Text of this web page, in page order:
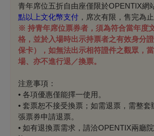
青年席位五折自由座僅限於OPENTIX網
點以上文化幣支付 ，席次有限，售完為止
※ 持青年席位票券者，須為符合當年度
格，並於入場時出示持票者之有效身分
保卡），如無法出示相符證件之觀眾，
場、亦不進行退／換票。
注意事項：
• 各項優惠僅能擇一使用。
• 套票恕不接受換票；如需退票，需整套
張票券申請退票。
• 如有退換票需求，請洽OPENTIX兩廳